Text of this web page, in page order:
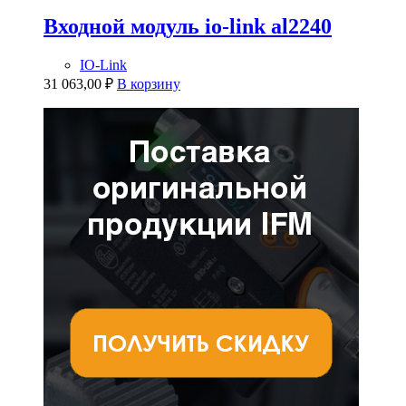
Входной модуль io-link al2240
IO-Link
31 063,00 ₽ В корзину